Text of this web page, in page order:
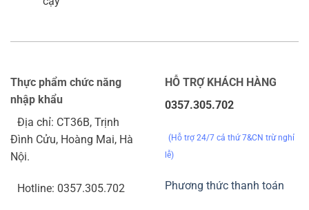
Thực phẩm chức năng
nhập khẩu
Địa chỉ: CT36B, Trịnh
Đình Cửu, Hoàng Mai, Hà
Nội.
Hotline: 0357.305.702
HỖ TRỢ KHÁCH HÀNG
0357.305.702
(Hỗ trợ 24/7 cả thứ 7&CN trừ nghỉ
lễ)
Phương thức thanh toán